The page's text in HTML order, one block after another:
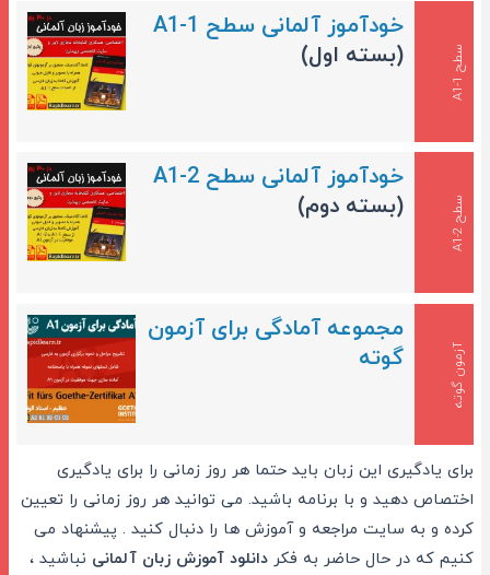
س
ط
ح
A
1
-
1
خودآموز آلمانی سطح A1-1
(بسته اول)
س
ط
ح
A
1
-
2
خودآموز آلمانی سطح A1-2
(بسته دوم)
آزمون گوته
مجموعه آمادگی برای آزمون
گوته
برای یادگیری این زبان باید حتما هر روز زمانی را برای یادگیری
اختصاص دهید و با برنامه باشید. می توانید هر روز زمانی را تعیین
کرده و به سایت مراجعه و آموزش ها را دنبال کنید . پیشنهاد می
کنیم که در حال حاضر به فکر دانلود آموزش زبان آلمانینباشید ،